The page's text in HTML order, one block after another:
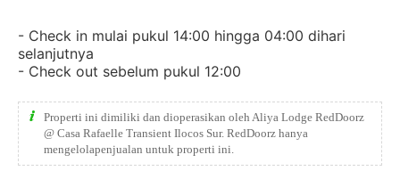
- Check in mulai pukul 14:00 hingga 04:00 dihari
selanjutnya
- Check out sebelum pukul 12:00
Properti ini dimiliki dan dioperasikan oleh Aliya Lodge RedDoorz
@ Casa Rafaelle Transient Ilocos Sur. RedDoorz hanya
mengelolapenjualan untuk properti ini.